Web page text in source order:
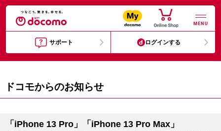
MENU
サポート ログインする
ドコモからのお知らせ
「iPhone 13 Pro」「iPhone 13 Pro Max」